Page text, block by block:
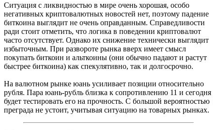
Ситуация с ликвидностью в мире очень хорошая, особо
негативных криптовалютных новостей нет, поэтому падение
биткоина выглядит не очень оправданным. Справедливости
ради стоит отметить, что логика в поведении криптовалют
часто отсутствует. Однако их снижение технически выглядит
избыточным. При развороте рынка вверх имеет смысл
покупать биткоин и альткоины (они обычно падают и растут
быстрее биткоина) как спекулятивно, так и долгосрочно.
На валютном рынке юань усиливает позиции относительно
рубля. Пара юань-рубль близка к сопротивлению 11 и сегодня
будет тестировать его на прочность. С большой вероятностью
преграда не устоит, учитывая ситуацию на товарных рынках.